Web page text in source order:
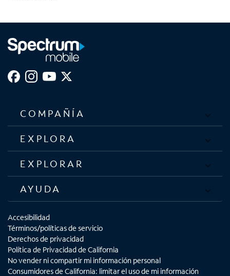
COMPAÑÍA
EXPLORA
EXPLORAR
AYUDA
Accesibilidad
Términos/políticas de servicio
Derechos de privacidad
Política de Privacidad de California
No vender ni compartir mi información personal
Consumidores de California: limitar el uso de mi información